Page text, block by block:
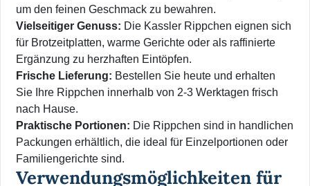
um den feinen Geschmack zu bewahren.
Vielseitiger Genuss: Die Kassler Rippchen eignen sich
für Brotzeitplatten, warme Gerichte oder als raffinierte
Ergänzung zu herzhaften Eintöpfen.
Frische Lieferung: Bestellen Sie heute und erhalten
Sie Ihre Rippchen innerhalb von 2-3 Werktagen frisch
nach Hause.
Praktische Portionen: Die Rippchen sind in handlichen
Packungen erhältlich, die ideal für Einzelportionen oder
Familiengerichte sind.
Verwendungsmöglichkeiten für